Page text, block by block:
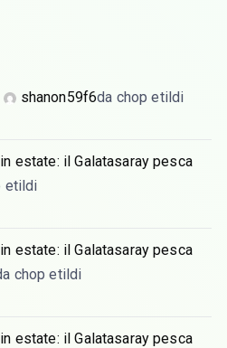
shanon59f6da chop etildi
estate: il Galatasaray pesca
etildi
estate: il Galatasaray pesca
chop etildi
estate: il Galatasaray pesca